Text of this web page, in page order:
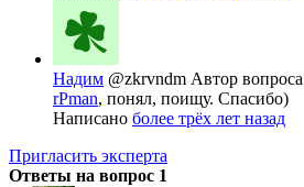
Надим @zkrvndm Автор вопроса
rPman, понял, поищу. Спасибо)
Написано более трёх лет назад
Пригласить эксперта
Ответы на вопрос 1